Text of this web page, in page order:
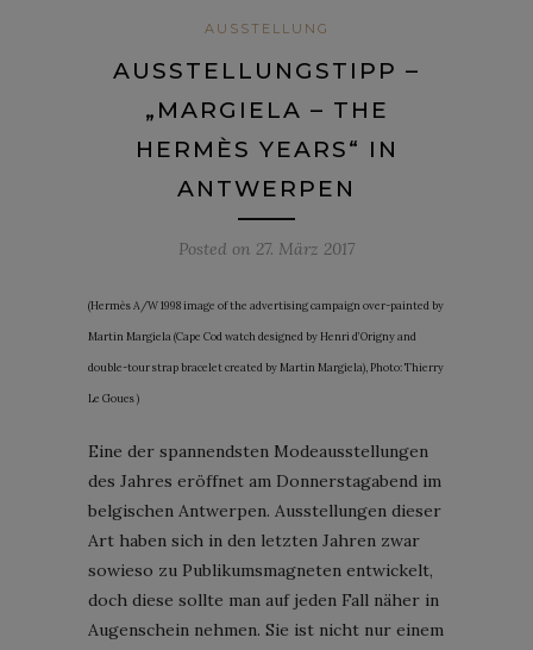
AUSSTELLUNG
AUSSTELLUNGSTIPP –
„MARGIELA – THE
HERMÈS YEARS“ IN
ANTWERPEN
Posted on 27. März 2017
(Hermès A/W 1998 image of the advertising campaign over-painted by
Martin Margiela (Cape Cod watch designed by Henri d’Origny and
double-tour strap bracelet created by Martin Margiela), Photo: Thierry
Le Goues )
Eine der spannendsten Modeausstellungen
des Jahres eröffnet am Donnerstagabend im
belgischen Antwerpen. Ausstellungen dieser
Art haben sich in den letzten Jahren zwar
sowieso zu Publikumsmagneten entwickelt,
doch diese sollte man auf jeden Fall näher in
Augenschein nehmen. Sie ist nicht nur einem